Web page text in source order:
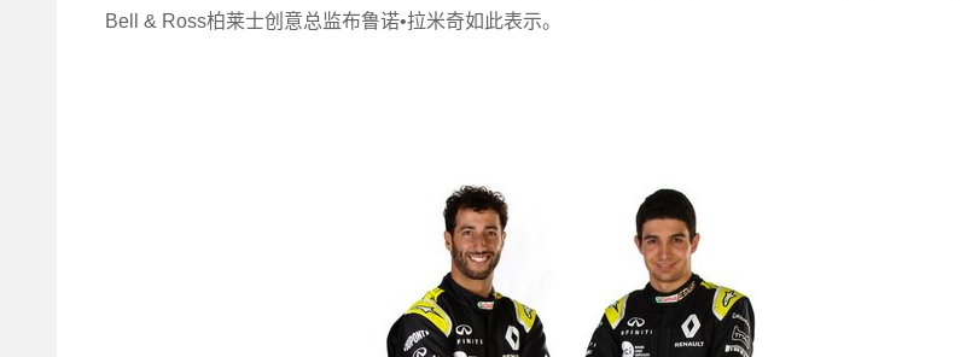
Bell & Ross柏莱士创意总监布鲁诺•拉米奇如此表示。